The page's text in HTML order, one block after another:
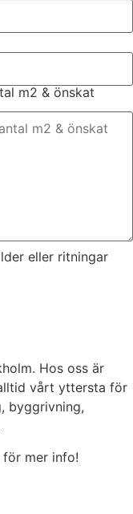
m2 & önskat
eller ritningar
Hos oss är
vårt yttersta för
byggrivning,
mer info!